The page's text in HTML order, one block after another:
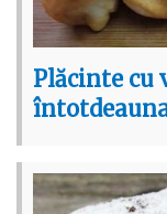
Plăcinte cu